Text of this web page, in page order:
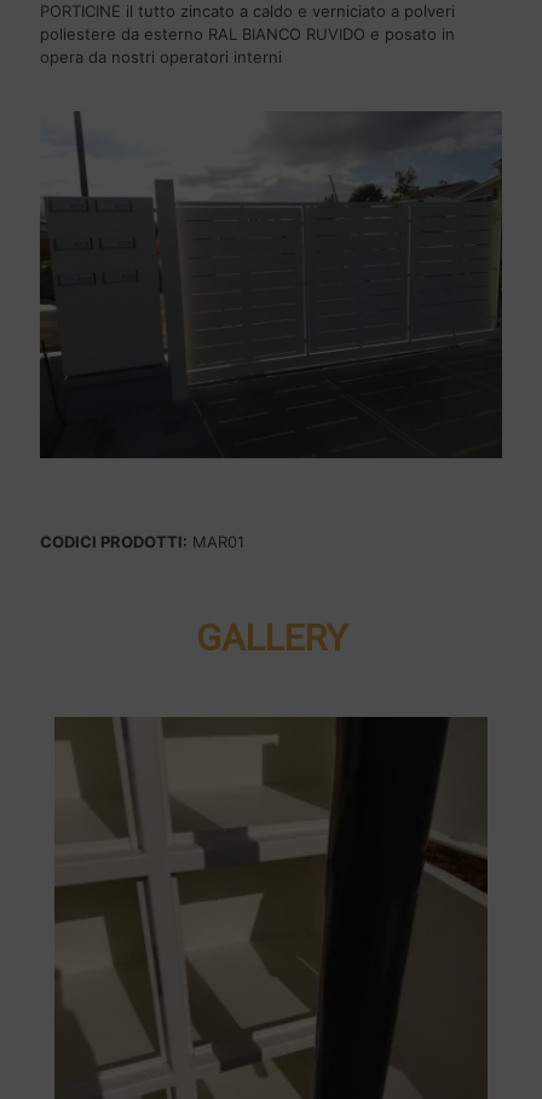
PORTICINE il tutto zincato a caldo e verniciato a polveri
poliestere da esterno RAL BIANCO RUVIDO e posato in
opera da nostri operatori interni
CODICI PRODOTTI: MAR01
GALLERY